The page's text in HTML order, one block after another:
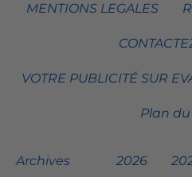
MENTIONS LEGALES
VOTRE PUBLICITÉ SUR
Plan
Archives 2026